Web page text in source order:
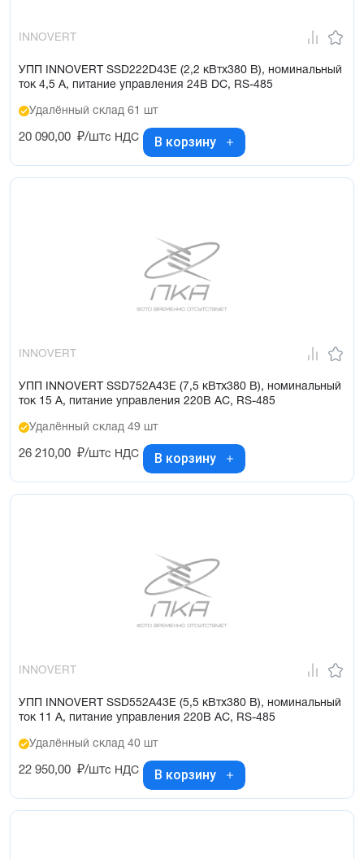
INNOVERT
УПП INNOVERT SSD222D43E (2,2 кВтx380 В), номинальный
ток 4,5 А, питание управления 24В DC, RS-485
Удалённый склад 61 шт
20 090,00 ₽/штс НДС В корзину
INNOVERT
УПП INNOVERT SSD752A43E (7,5 кВтx380 В), номинальный
ток 15 А, питание управления 220В AC, RS-485
Удалённый склад 49 шт
26 210,00 ₽/штс НДС В корзину
INNOVERT
УПП INNOVERT SSD552A43E (5,5 кВтx380 В), номинальный
ток 11 А, питание управления 220В AC, RS-485
Удалённый склад 40 шт
22 950,00 ₽/штс НДС В корзину